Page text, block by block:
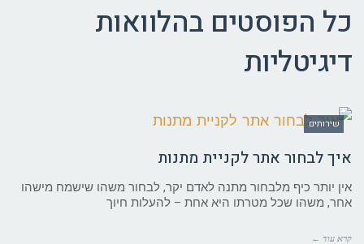
כל הפוסטים בהלוואות
דיגיטליות
שירותים
איך לבחור אתר לקניית מתנות
אין יותר כיף מלבחור מתנה לאדם יקר, לבחור משהו שישמח מישהו
אחר, משהו שכל מטרתו היא אחת – להעלות חיוך
קרא עוד ←